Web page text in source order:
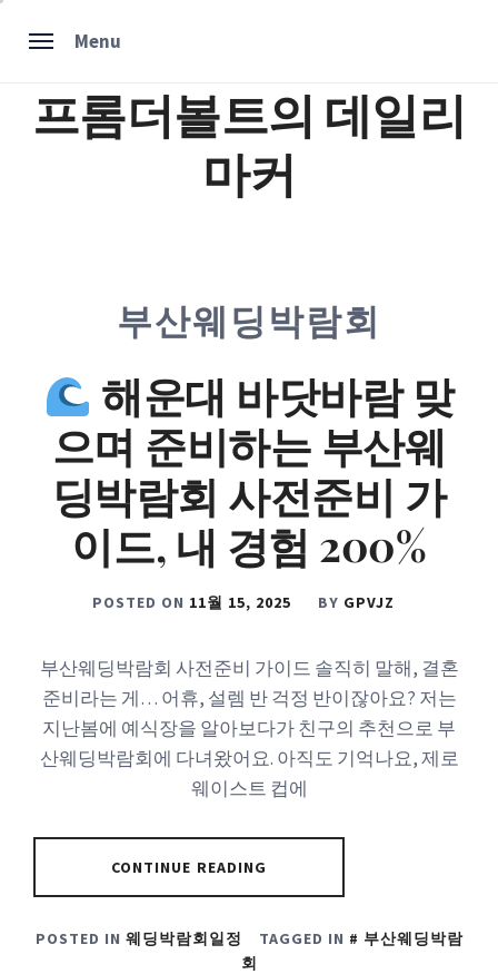
Menu
프롬더볼트의 데일리
마커
부산웨딩박람회
해운대 바닷바람 맞
으며 준비하는 부산웨
딩박람회 사전준비 가
이드, 내 경험 200%
POSTED ON 11월 15, 2025 BY GPVJZ
부산웨딩박람회 사전준비 가이드 솔직히 말해, 결혼
준비라는 게… 어휴, 설렘 반 걱정 반이잖아요? 저는
지난봄에 예식장을 알아보다가 친구의 추천으로 부
산웨딩박람회에 다녀왔어요. 아직도 기억나요, 제로
웨이스트 컵에
CONTINUE READING
POSTED IN 웨딩박람회일정 TAGGED IN
부산웨딩박람
회